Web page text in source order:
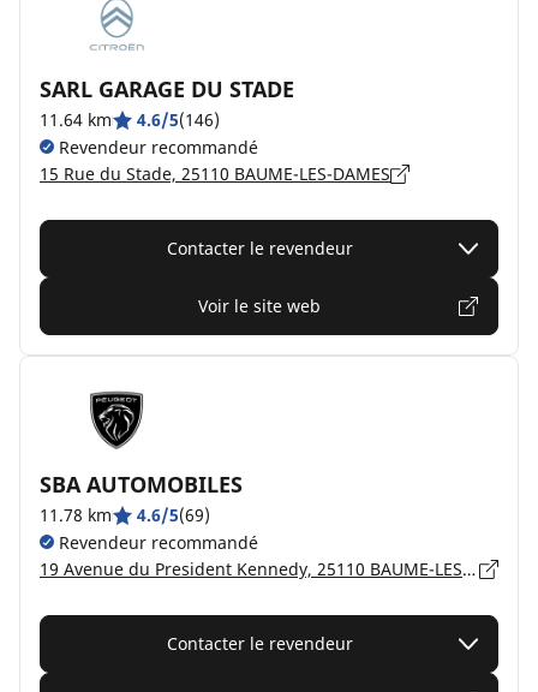
SARL GARAGE DU STADE
11.64 km 4.6/5(146)
Revendeur recommandé
15 Rue du Stade, 25110 BAUME-LES-DAMES
Contacter le revendeur
Voir le site web
SBA AUTOMOBILES
11.78 km 4.6/5(69)
Revendeur recommandé
19 Avenue du President Kennedy, 25110 BAUME-LES-DAMES
Contacter le revendeur